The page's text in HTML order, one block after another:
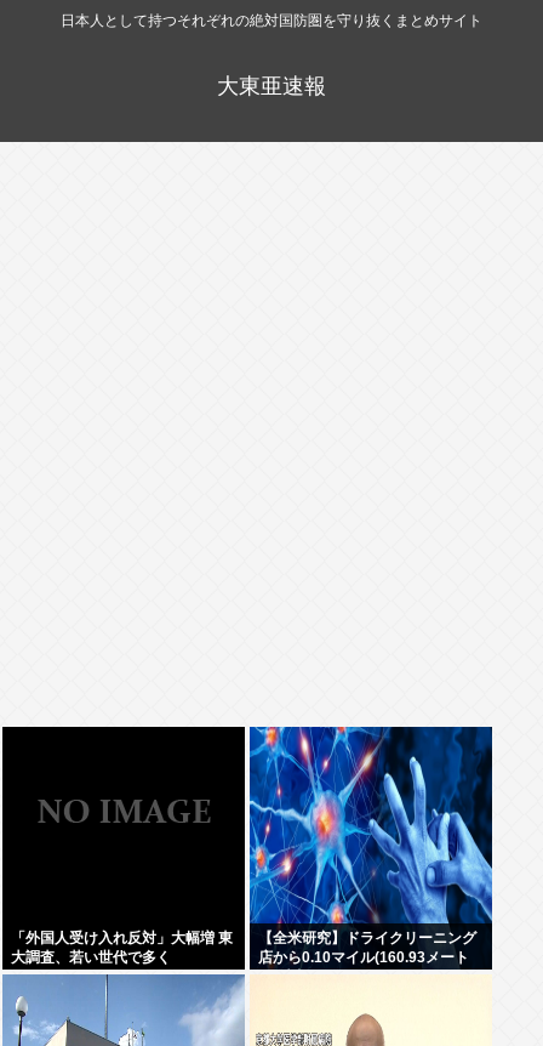
日本人として持つそれぞれの絶対国防圏を守り抜くまとめサイト
大東亜速報
「外国人受け入れ反対」大幅増 東
大調査、若い世代で多く
【全米研究】ドライクリーニング
店から0.10マイル(160.93メート
ル)以内に住んでいる人は、4~5マ
比べて、歩行障害を伴うパーキン
ソン病になる確率が23%高い